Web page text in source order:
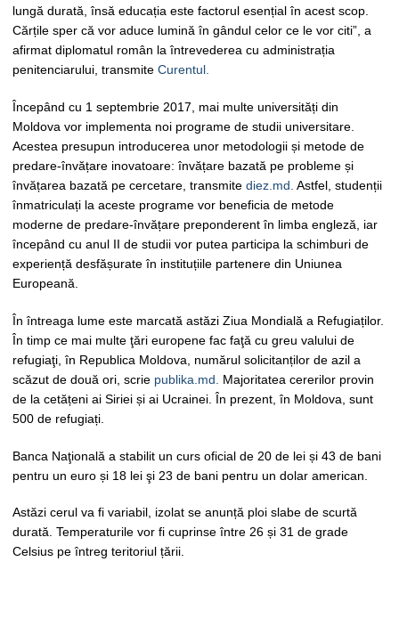
lungă durată, însă educația este factorul esențial în acest scop.
Cărțile sper că vor aduce lumină în gândul celor ce le vor citi”, a
afirmat diplomatul român la întrevederea cu administrația
penitenciarului, transmite Curentul.
Începând cu 1 septembrie 2017, mai multe universități din
Moldova vor implementa noi programe de studii universitare.
Acestea presupun introducerea unor metodologii și metode de
predare-învățare inovatoare: învățare bazată pe probleme și
învățarea bazată pe cercetare, transmite diez.md. Astfel, studenții
înmatriculați la aceste programe vor beneficia de metode
moderne de predare-învățare preponderent în limba engleză, iar
începând cu anul II de studii vor putea participa la schimburi de
experiență desfășurate în instituțiile partenere din Uniunea
Europeană.
În întreaga lume este marcată astăzi Ziua Mondială a Refugiaților.
În timp ce mai multe ţări europene fac faţă cu greu valului de
refugiaţi, în Republica Moldova, numărul solicitanților de azil a
scăzut de două ori, scrie publika.md. Majoritatea cererilor provin
de la cetățeni ai Siriei și ai Ucrainei. În prezent, în Moldova, sunt
500 de refugiați.
Banca Naţională a stabilit un curs oficial de 20 de lei și 43 de bani
pentru un euro și 18 lei şi 23 de bani pentru un dolar american.
Astăzi cerul va fi variabil, izolat se anunță ploi slabe de scurtă
durată. Temperaturile vor fi cuprinse între 26 și 31 de grade
Celsius pe întreg teritoriul țării.